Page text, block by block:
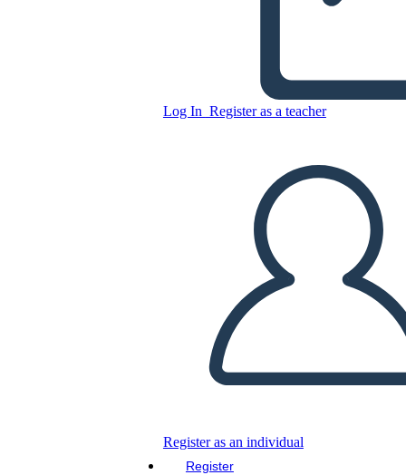
Log In Register as a teacher
Register as an individual
Register
Mesopotamia UVA
CREATE A STORYBOARD
PLAY SLIDESHOW
READ TO ME